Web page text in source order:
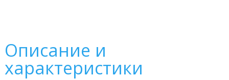
Описание и
характеристики